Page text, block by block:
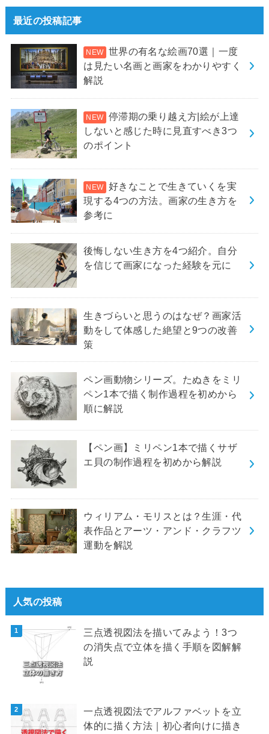
最近の投稿記事
世界の有名な絵画70選｜一度
は見たい名画と画家をわかりやすく
解説
停滞期の乗り越え方|絵が上達
しないと感じた時に見直すべき3つ
のポイント
好きなことで生きていくを実
現する4つの方法。画家の生き方を
参考に
後悔しない生き方を4つ紹介。自分
を信じて画家になった経験を元に
生きづらいと思うのはなぜ？画家活
動をして体感した絶望と9つの改善
策
ペン画動物シリーズ。たぬきをミリ
ペン1本で描く制作過程を初めから
順に解説
【ペン画】ミリペン1本で描くサザ
エ貝の制作過程を初めから解説
ウィリアム・モリスとは？生涯・代
表作品とアーツ・アンド・クラフツ
運動を解説
人気の投稿
三点透視図法を描いてみよう！3つ
の消失点で立体を描く手順を図解解
説
一点透視図法でアルファベットを立
体的に描く方法｜初心者向けに描き